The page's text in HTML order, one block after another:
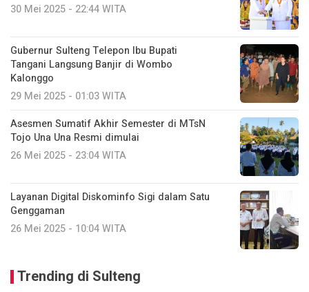
30 Mei 2025 - 22:44 WITA
Gubernur Sulteng Telepon Ibu Bupati
Tangani Langsung Banjir di Wombo
Kalonggo
29 Mei 2025 - 01:03 WITA
Asesmen Sumatif Akhir Semester di MTsN
Tojo Una Una Resmi dimulai
26 Mei 2025 - 23:04 WITA
Layanan Digital Diskominfo Sigi dalam Satu
Genggaman
26 Mei 2025 - 10:04 WITA
Trending di Sulteng